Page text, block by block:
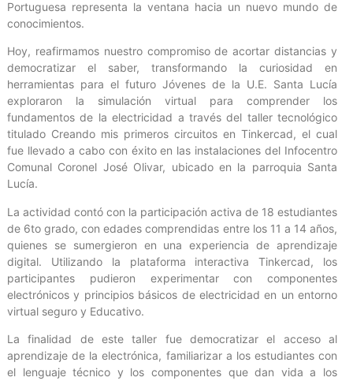
Portuguesa representa la ventana hacia un nuevo mundo de
conocimientos.
Hoy, reafirmamos nuestro compromiso de acortar distancias y
democratizar el saber, transformando la curiosidad en
herramientas para el futuro Jóvenes de la U.E. Santa Lucía
exploraron la simulación virtual para comprender los
fundamentos de la electricidad a través del taller tecnológico
titulado Creando mis primeros circuitos en Tinkercad, el cual
fue llevado a cabo con éxito en las instalaciones del Infocentro
Comunal Coronel José Olivar, ubicado en la parroquia Santa
Lucía.
La actividad contó con la participación activa de 18 estudiantes
de 6to grado, con edades comprendidas entre los 11 a 14 años,
quienes se sumergieron en una experiencia de aprendizaje
digital. Utilizando la plataforma interactiva Tinkercad, los
participantes pudieron experimentar con componentes
electrónicos y principios básicos de electricidad en un entorno
virtual seguro y Educativo.
La finalidad de este taller fue democratizar el acceso al
aprendizaje de la electrónica, familiarizar a los estudiantes con
el lenguaje técnico y los componentes que dan vida a los